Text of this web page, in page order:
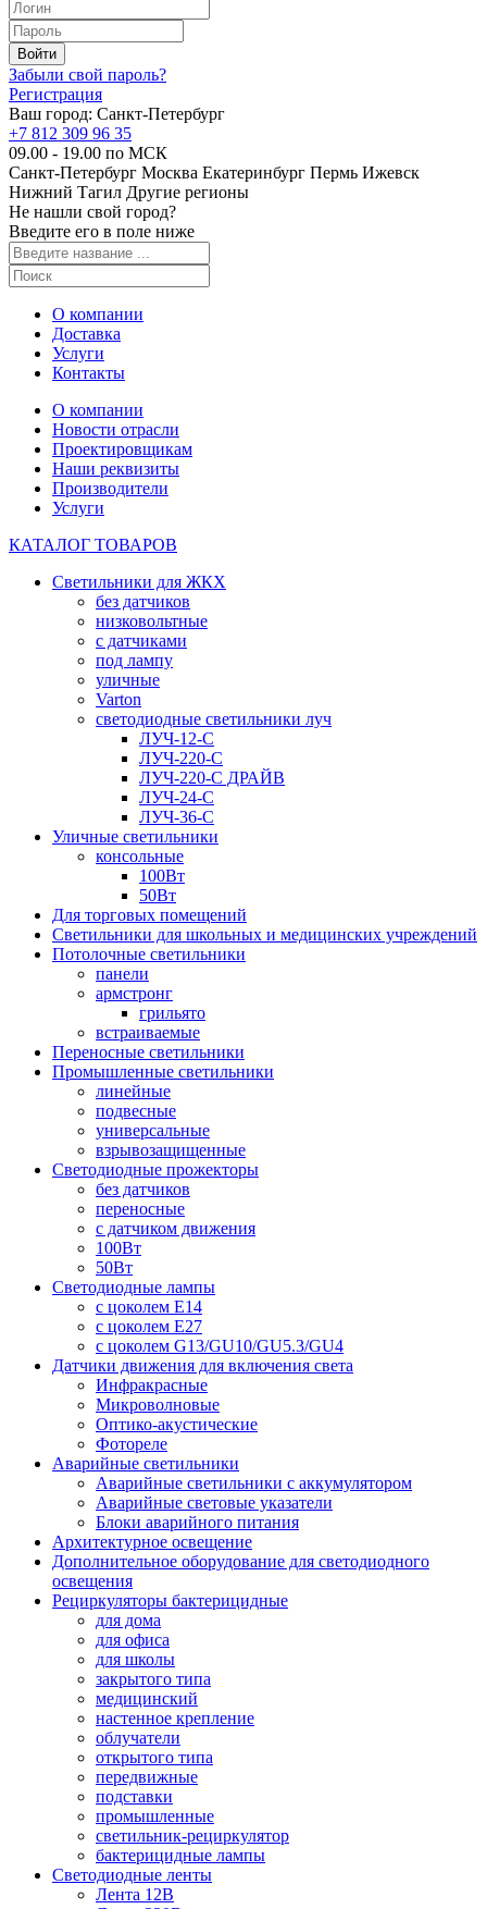
Забыли свой пароль?
Регистрация
Ваш город: Санкт-Петербург
+7 812 309 96 35
09.00 - 19.00 по МСК
Санкт-Петербург Москва Екатеринбург Пермь Ижевск
Нижний Тагил Другие регионы
Не нашли свой город?
Введите его в поле ниже
О компании
Доставка
Услуги
Контакты
О компании
Новости отрасли
Проектировщикам
Наши реквизиты
Производители
Услуги
КАТАЛОГ ТОВАРОВ
Светильники для ЖКХ
без датчиков
низковольтные
с датчиками
под лампу
уличные
Varton
светодиодные светильники луч
ЛУЧ-12-С
ЛУЧ-220-С
ЛУЧ-220-С ДРАЙВ
ЛУЧ-24-С
ЛУЧ-36-С
Уличные светильники
консольные
100Вт
50Вт
Для торговых помещений
Светильники для школьных и медицинских учреждений
Потолочные светильники
панели
армстронг
грильято
встраиваемые
Переносные светильники
Промышленные светильники
линейные
подвесные
универсальные
взрывозащищенные
Светодиодные прожекторы
без датчиков
переносные
с датчиком движения
100Вт
50Вт
Светодиодные лампы
с цоколем E14
с цоколем E27
с цоколем G13/GU10/GU5.3/GU4
Датчики движения для включения света
Инфракрасные
Микроволновые
Оптико-акустические
Фотореле
Аварийные светильники
Аварийные светильники с аккумулятором
Аварийные световые указатели
Блоки аварийного питания
Архитектурное освещение
Дополнительное оборудование для светодиодного
освещения
Рециркуляторы бактерицидные
для дома
для офиса
для школы
закрытого типа
медицинский
настенное крепление
облучатели
открытого типа
передвижные
подставки
промышленные
светильник-рециркулятор
бактерицидные лампы
Светодиодные ленты
Лента 12В